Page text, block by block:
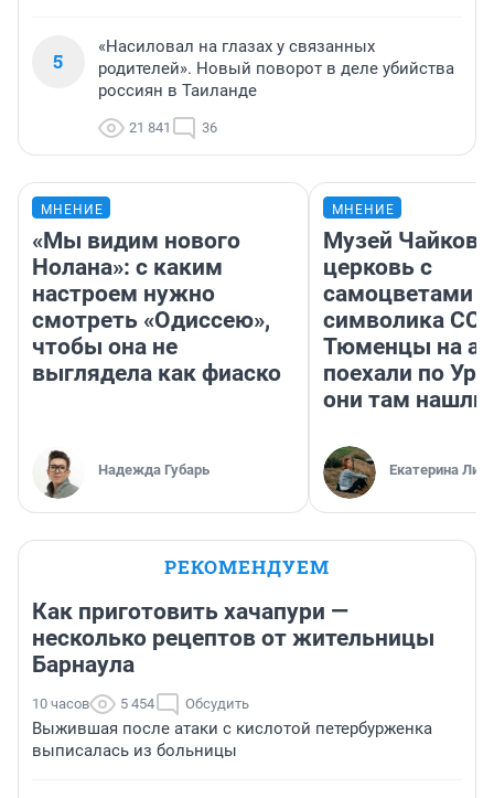
5
«Насиловал на глазах у связанных
родителей». Новый поворот в деле убийства
россиян в Таиланде
21 841 36
МНЕНИЕ
«Мы видим нового
Нолана»: с каким
настроем нужно
смотреть «Одиссею»,
чтобы она не
выглядела как фиаско
Надежда Губарь
МНЕНИЕ
Музей
церковь с
самоцветами
символика
Тюменцы на
поехали по
они там нашли
Екатерина
РЕКОМЕНДУЕМ
Как приготовить хачапури —
несколько рецептов от жительницы
Барнаула
10 часов 5 454 Обсудить
Выжившая после атаки с кислотой петербурженка
выписалась из больницы